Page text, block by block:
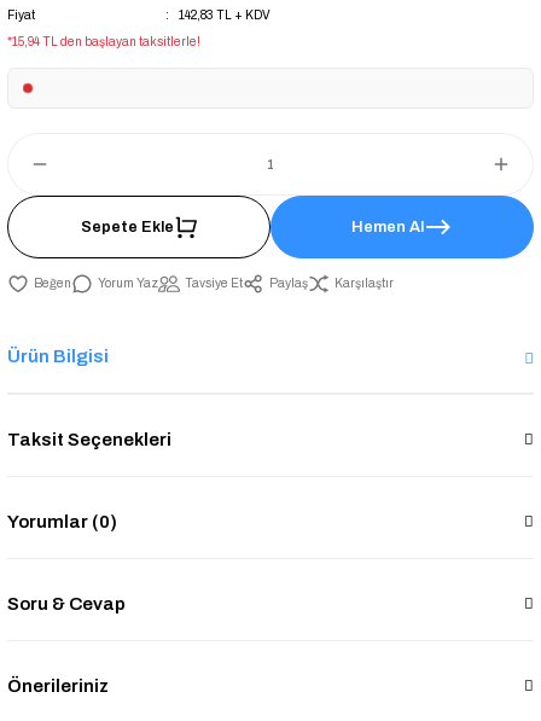
Fiyat
142,83 TL + KDV
*15,94 TL den başlayan taksitlerle!
Sepete Ekle Hemen Al
Yorum Yaz Tavsiye Et Paylaş Karşılaştır
Ürün Bilgisi
Taksit Seçenekleri
Yorumlar (0)
Soru & Cevap
Önerileriniz